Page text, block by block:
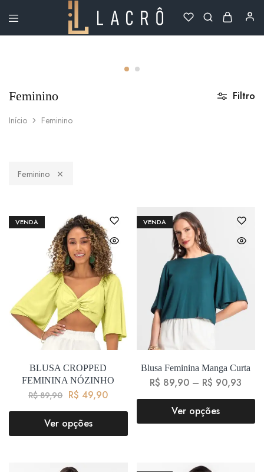
Lacrô
Feminino
Início Feminino
Filtro
Feminino
VENDA
BLUSA CROPPED
FEMININA NÓZINHO
R$89,90 R$ 49,90
Ver opções
VENDA
Blusa Feminina Manga Curta
R$ 89,90 – R$ 90,93
Ver opções